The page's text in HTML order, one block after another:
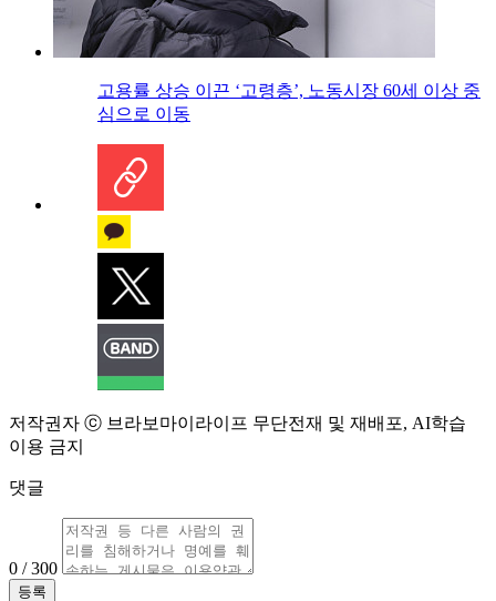
고용률 상승 이끈 ‘고령층’, 노동시장 60세 이상 중
심으로 이동
저작권자 ⓒ 브라보마이라이프 무단전재 및 재배포, AI학습
이용 금지
댓글
0 / 300